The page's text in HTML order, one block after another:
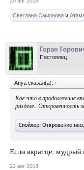
Светлана Смирнова и
Горан
Постоялец
Anya сказал(а): ↑
Кое-что в продолжение
разделе.. Откровенность
Спойлер: Откровение
Если вкратце: мудрый
22 авг 2018